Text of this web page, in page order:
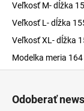
Veľkosť M- dĺžka
Veľkosť L- dĺžka
Veľkosť XL- dĺžka
Modelka meria
Odoberať